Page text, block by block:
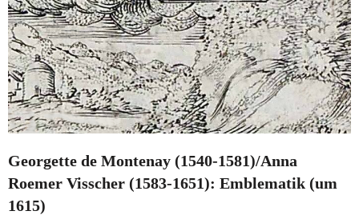
Georgette de Montenay (1540-1581)/Anna
Roemer Visscher (1583-1651): Emblematik (um
1615)